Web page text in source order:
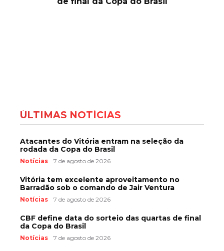
ÚLTIMAS NOTÍCIAS
Atacantes do Vitória entram na seleção da
rodada da Copa do Brasil
Notícias 7 de agosto de 2026
Vitória tem excelente aproveitamento no
Barradão sob o comando de Jair Ventura
Notícias 7 de agosto de 2026
CBF define data do sorteio das quartas de final
da Copa do Brasil
Notícias 7 de agosto de 2026